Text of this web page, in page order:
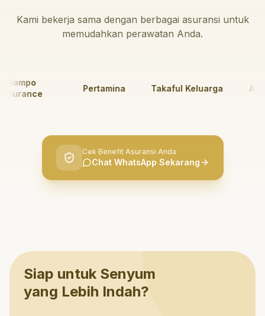
Kami bekerja sama dengan berbagai asuransi untuk
memudahkan perawatan Anda.
Pertamina Takaful Keluarga
Cek Benefit Asuransi Anda
Chat WhatsApp Sekarang
Siap untuk Senyum
yang Lebih Indah?